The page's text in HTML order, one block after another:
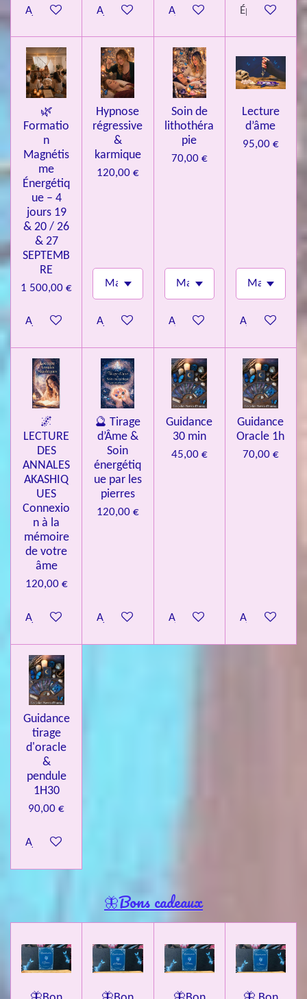
l
Ajouter au panierAjouter au panierAjouter au panierÉpuisé
🌿
Formatio
n
Magnétis
me
Énergétiq
ue – 4
jours 19
& 20 / 26
& 27
SEPTEMB
RE
1 500,00 €
Ajouter au panier
Hypnose
régressive
&
karmique
120,00 €
Ajouter au panier
Soin de
lithothéra
pie
70,00 €
Ajouter au panier
Lecture
d’âme
95,00 €
Ajouter au
🌌
LECTURE
DES
ANNALES
AKASHIQ
UES
Connexio
n à la
mémoire
de votre
âme
120,00 €
Ajouter au panier
🔮 Tirage
d’Âme &
Soin
énergétiq
ue par les
pierres
120,00 €
Ajouter au panier
Guidance
30 min
45,00 €
Ajouter au panier
Guidance
Oracle 1h
70,00 €
Ajouter au
Guidance
tirage
d'oracle
&
pendule
1H30
90,00 €
Ajouter au panier
🦋Bons cadeaux